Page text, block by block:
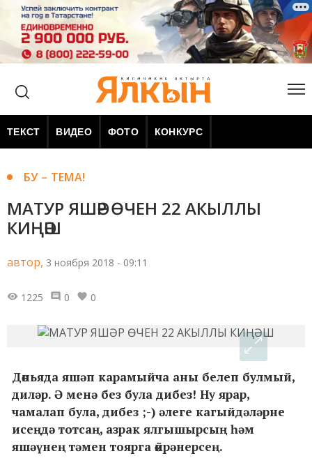
ТЕКСТ ВИДЕО ФОТО КОНКУРС
БУ – ТЕМА!
МАТУР ЯШӘР ӨЧЕН 22 АКЫЛЛЫ
КИҢӘШ
автор, 3 ноября 2018 - 09:11
1225 0 0
Дөньяда яшәп карамыйча аны белеп булмый,
диләр. Ә менә без була дибез! Ну ярар,
чамалап була, дибез ;-) әлеге кагыйдәләрне
исеңдә тотсаң, азрак ялгышырсың һәм
яшәүнең тәмен тоярга өйрәнерсең.